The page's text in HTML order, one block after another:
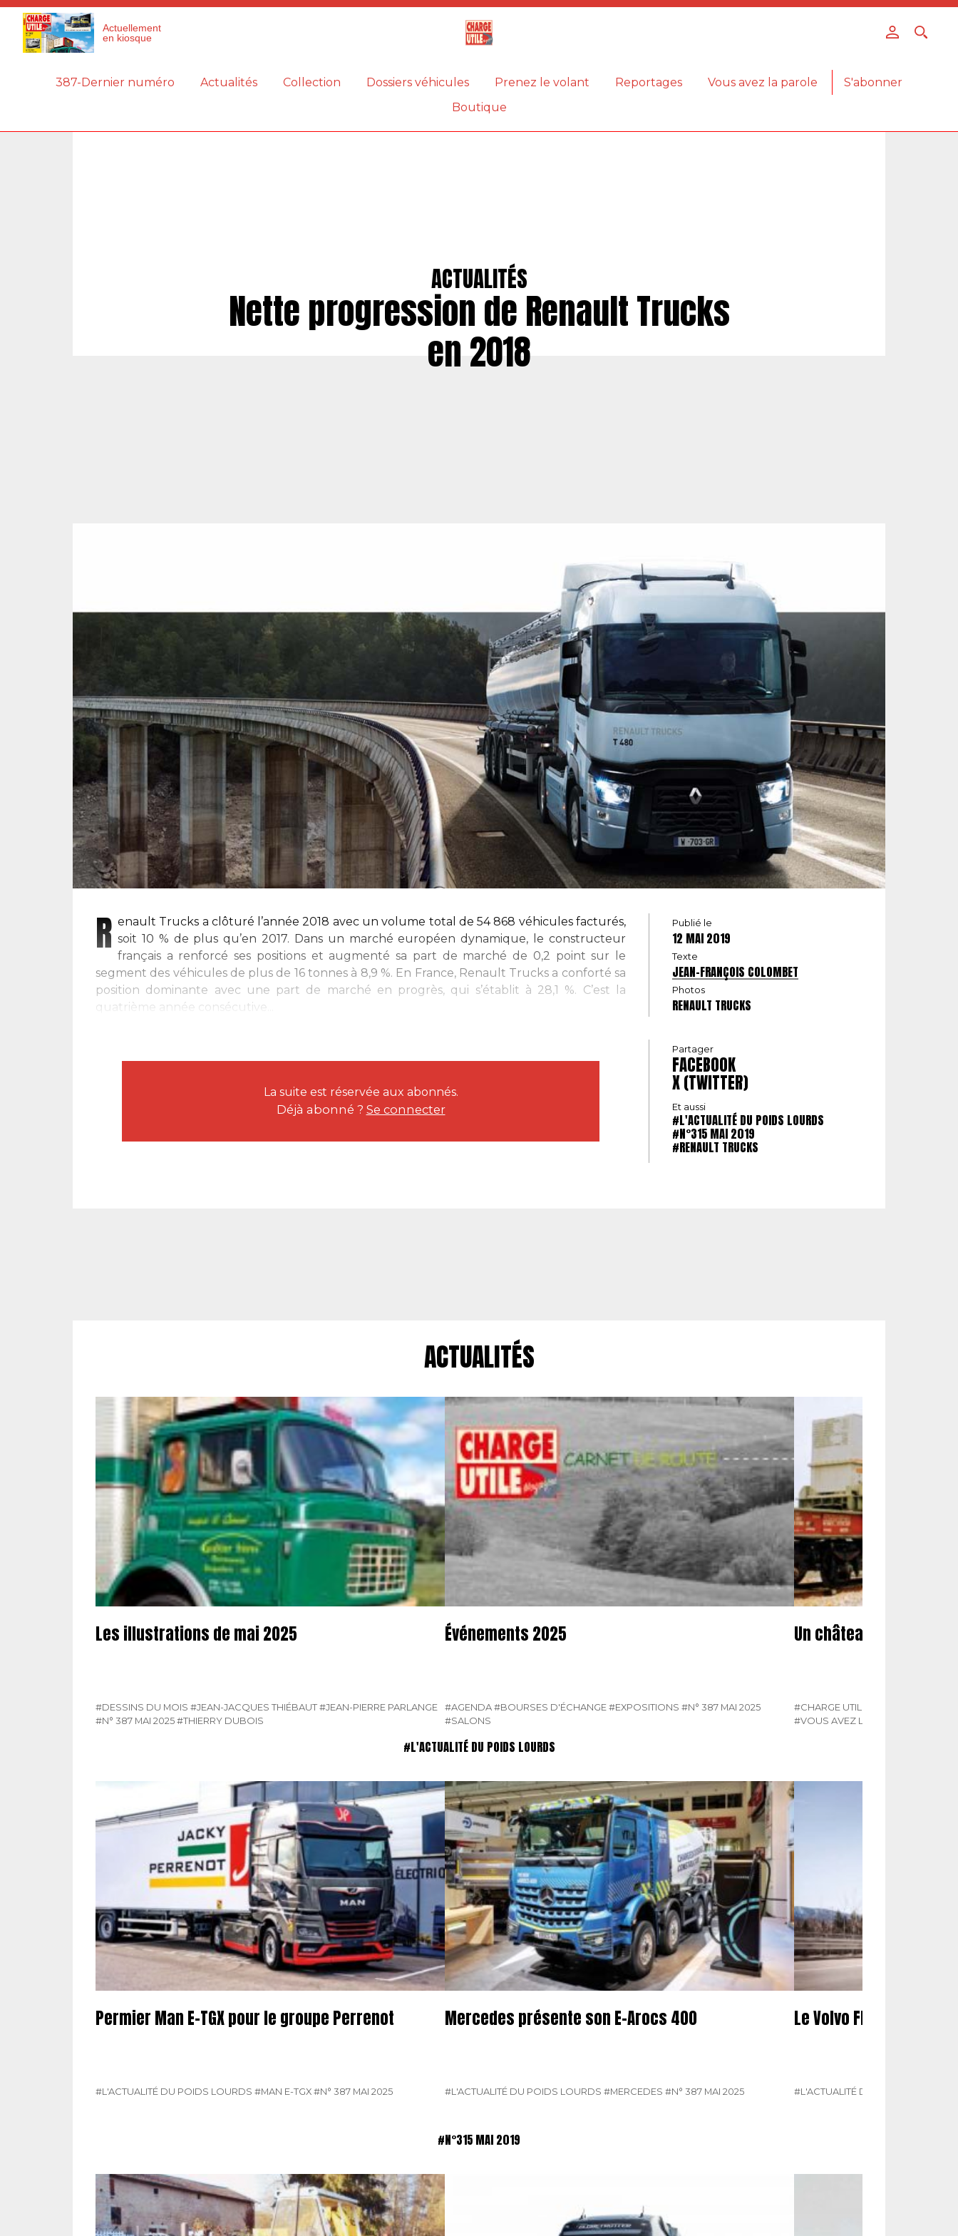
Actuellement
en kiosque
387-Dernier numéro Actualités Collection Dossiers véhicules Prenez le volant Reportages Vous avez la parole
S'abonner
Boutique
ACTUALITÉS
Nette progression de Renault Trucks
en 2018
R enault Trucks a clôturé l’année 2018 avec un volume total de 54 868 véhicules facturés,
soit 10 % de plus qu’en 2017. Dans un marché européen dynamique, le constructeur
français a renforcé ses positions et augmenté sa part de marché de 0,2 point sur le
segment des véhicules de plus de 16 tonnes à 8,9 %. En France, Renault Trucks a conforté sa
position dominante avec une part de marché en progrès, qui s’établit à 28,1 %. C’est la
quatrième année consécutive...
La suite est réservée aux abonnés.
Déjà abonné ? Se connecter
Publié le
12 MAI 2019
Texte
JEAN-FRANÇOIS COLOMBET
Photos
RENAULT TRUCKS
Partager
FACEBOOK
X (TWITTER)
Et aussi
#L'ACTUALITÉ DU POIDS LOURDS
#N°315 MAI 2019
#RENAULT TRUCKS
ACTUALITÉS
Les illustrations de mai 2025
#DESSINS DU MOIS #JEAN-JACQUES THIÉBAUT#JEAN-PIERRE PARLANGE
#N° 387 MAI 2025#THIERRY DUBOIS
Événements 2025
#AGENDA#BOURSES D'ÉCHANGE#EXPOSITIONS #N° 387 MAI 2025
#SALONS
Un château à la place
#CHARGE UTILE HORS-SÉRIE 117
#VOUS AVEZ LA PAROLE
#L'ACTUALITÉ DU POIDS LOURDS
Permier Man E-TGX pour le groupe Perrenot
#L'ACTUALITÉ DU POIDS LOURDS #MAN E-TGX#N° 387 MAI 2025
Mercedes présente son E-Arocs 400
#L'ACTUALITÉ DU POIDS LOURDS #MERCEDES #N° 387 MAI 2025
Le Volvo FH aero
#L'ACTUALITÉ DU POIDS LOURDS
#N°315 MAI 2019
Panneau de gestion des cookies